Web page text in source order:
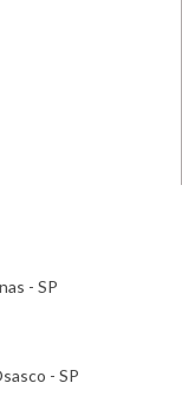
- SP
- SP